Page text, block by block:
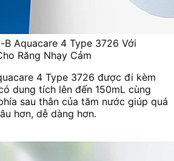
B Aquacare 4 Type 3726 Với
Răng Nhạy Cảm
4 Type 3726 được đi kèm
dung tích lên đến 150mL cùng
sau thân của tăm nước giúp quá
hơn, dễ dàng hơn.